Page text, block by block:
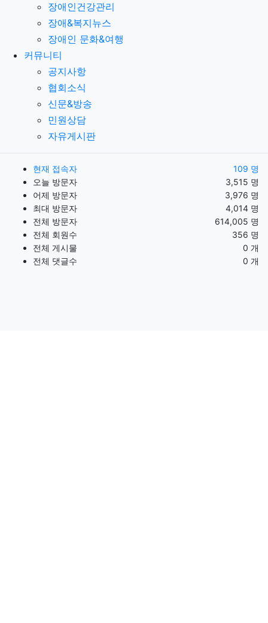
장애인건강관리
장애&복지뉴스
장애인 문화&여행
커뮤니티
공지사항
협회소식
신문&방송
민원상담
자유게시판
현재 접속자
109 명
오늘 방문자
3,515 명
어제 방문자
3,976 명
최대 방문자
4,014 명
전체 방문자
614,005 명
전체 회원수
356 명
전체 게시물
0 개
전체 댓글수
0 개